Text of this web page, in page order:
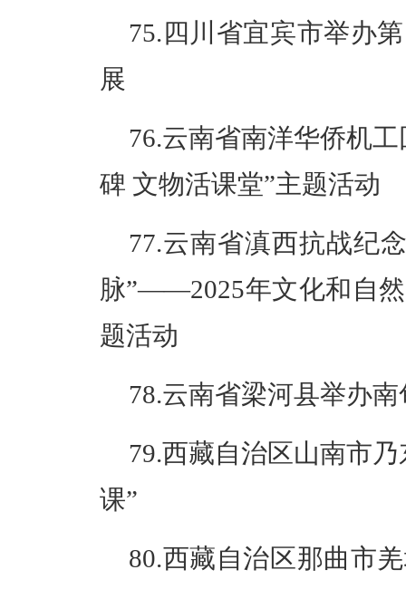
75.四川省宜宾市举办
展
76.云南省南洋华侨机
碑 文物活课堂”主题活动
77.云南省滇西抗战纪
脉”——2025年文化和自
题活动
78.云南省梁河县举办
79.西藏自治区山南市
课”
80.西藏自治区那曲市